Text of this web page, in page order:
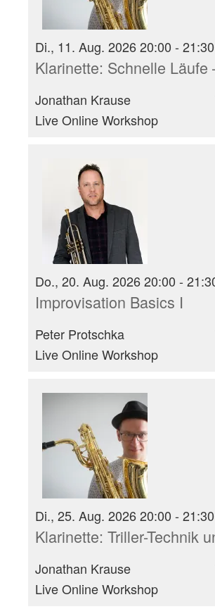
Di., 11. Aug. 2026 20:00 - 21:30
Klarinette: Schnelle
Jonathan Krause
Live Online Workshop
Do., 20. Aug. 2026 20:00 -
Improvisation Basics I
Peter Protschka
Live Online Workshop
Di., 25. Aug. 2026 20:00 - 21:30
Klarinette: Triller-Technik
Jonathan Krause
Live Online Workshop